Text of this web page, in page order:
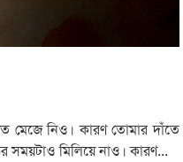
মেজে নিও। কারণ তোমার দাঁতে
সময়টাও মিলিয়ে নাও। কারণ...